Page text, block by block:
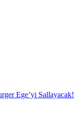
Ege’yi Sallayacak!